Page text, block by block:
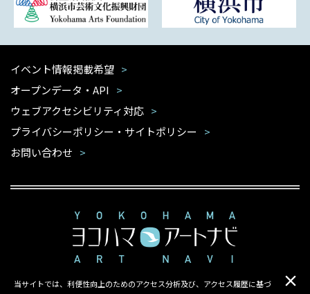
当サイトでは、利便性向上のためのアクセス分析及び、アクセス履歴に基づ
イベント情報掲載希望
オープンデータ・API
ウェブアクセシビリティ対応
プライバシーポリシー・サイトポリシー
お問い合わせ